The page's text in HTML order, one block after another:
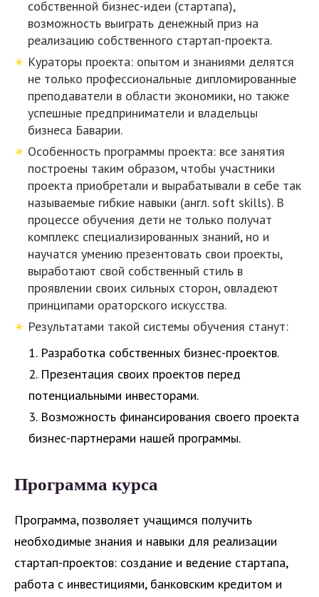
собственной бизнес-идеи (стартапа),
возможность выиграть денежный приз на
реализацию собственного стартап-проекта.
Кураторы проекта: опытом и знаниями делятся
не только профессиональные дипломированные
преподаватели в области экономики, но также
успешные предприниматели и владельцы
бизнеса Баварии.
Особенность программы проекта: все занятия
построены таким образом, чтобы участники
проекта приобретали и вырабатывали в себе так
называемые гибкие навыки (англ. soft skills). В
процессе обучения дети не только получат
комплекс специализированных знаний, но и
научатся умению презентовать свои проекты,
выработают свой собственный стиль в
проявлении своих сильных сторон, овладеют
принципами ораторского искусства.
Результатами такой системы обучения станут:
1. Разработка собственных бизнес-проектов.
2. Презентация своих проектов перед
потенциальными инвесторами.
3. Возможность финансирования своего проекта
бизнес-партнерами нашей программы.
Программа курса
Программа, позволяет учащимся получить
необходимые знания и навыки для реализации
стартап-проектов: создание и ведение стартапа,
работа с инвестициями, банковским кредитом и